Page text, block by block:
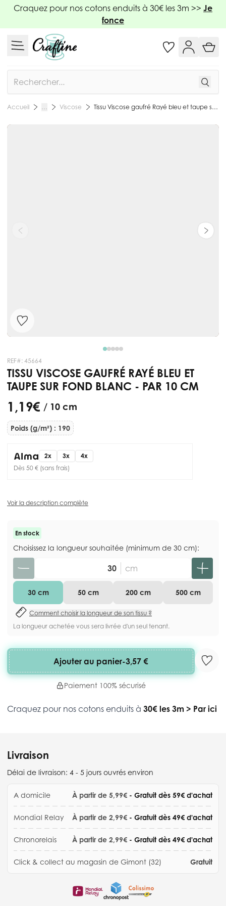
Allez au contenu
Craquez pour nos cotons enduits à 30€ les 3m >> Je
fonce
Accueil … Viscose Tissu Viscose gaufré Rayé bleu et taupe sur fond Blanc - Par 10 cm
REF#: 45664
TISSU VISCOSE GAUFRÉ RAYÉ BLEU ET
TAUPE SUR FOND BLANC - PAR 10 CM
1,19 € / 10 cm
Poids (g/m²) : 190
2x 3x
4x
Dès 50 € (sans frais)
Voir la description complète
En stock
Choisissez la longueur souhaitée (minimum de 30 cm):
cm
30 cm 50 cm 200 cm 500 cm
Comment choisir la longueur de son tissu ?
La longueur achetée vous sera livrée d'un seul tenant.
Ajouter au panier-3,57 €
Paiement 100% sécurisé
Craquez pour nos cotons enduits à 30€ les 3m > Par ici
Livraison
Délai de livraison: 4 - 5 jours ouvrés environ
A domicile À partir de 5,99€ - Gratuit dès 59€ d'achat
Mondial Relay À partir de 2,99€ - Gratuit dès 49€ d'achat
Chronorelais À partir de 2,99€ - Gratuit dès 49€ d'achat
Click & collect au magasin de Gimont (32) Gratuit